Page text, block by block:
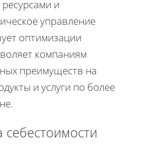
и
управление
оптимизации
компаниям
преимуществ на
и услуги по более